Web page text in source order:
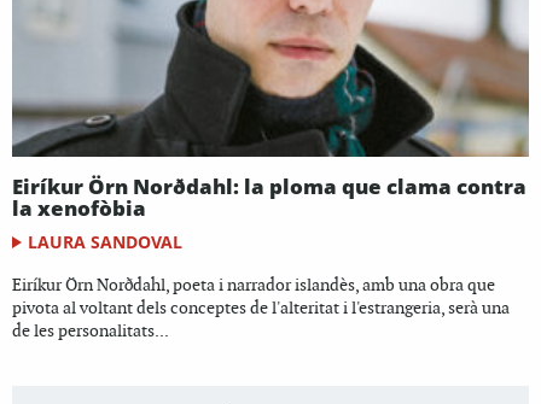
Eiríkur Örn Norðdahl: la ploma que clama contra
la xenofòbia
LAURA SANDOVAL
Eiríkur Örn Norðdahl, poeta i narrador islandès, amb una obra que
pivota al voltant dels conceptes de l'alteritat i l'estrangeria, serà una
de les personalitats...